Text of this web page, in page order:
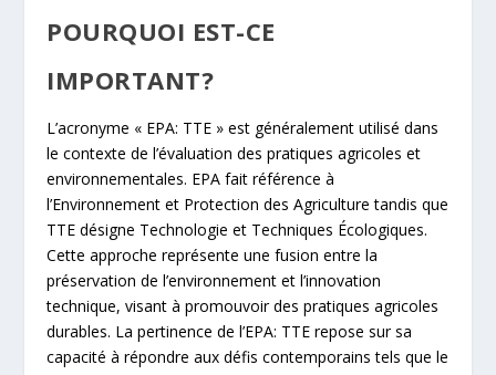
POURQUOI EST-CE
IMPORTANT?
L’acronyme « EPA: TTE » est généralement utilisé dans
le contexte de l’évaluation des pratiques agricoles et
environnementales. EPA fait référence à
l’Environnement et Protection des Agriculture tandis que
TTE désigne Technologie et Techniques Écologiques.
Cette approche représente une fusion entre la
préservation de l’environnement et l’innovation
technique, visant à promouvoir des pratiques agricoles
durables. La pertinence de l’EPA: TTE repose sur sa
capacité à répondre aux défis contemporains tels que le